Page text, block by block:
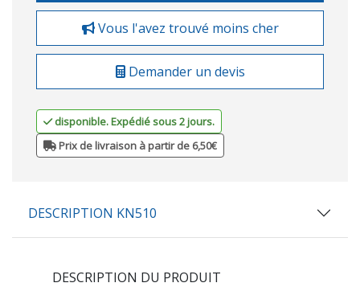
Vous l'avez trouvé moins cher
Demander un devis
disponible. Expédié sous 2 jours.
Prix de livraison à partir de 6,50€
DESCRIPTION KN510
DESCRIPTION DU PRODUIT